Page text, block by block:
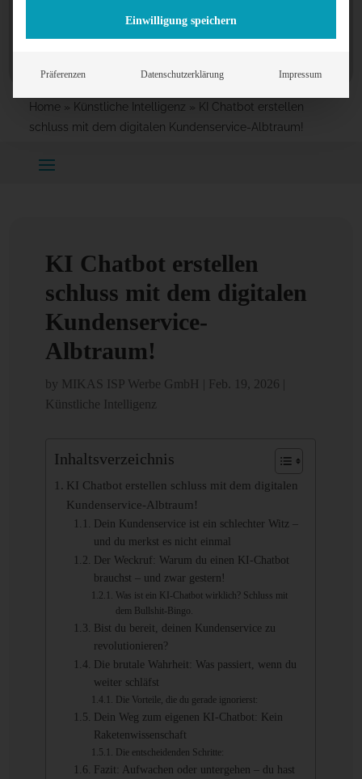
Home » Künstliche Intelligenz » KI Chatbot erstellen
schluss mit dem digitalen Kundenservice-Albtraum!
KI Chatbot erstellen
schluss mit dem digitalen
Kundenservice-
Albtraum!
by MIKAS ISP Werbe GmbH Feb. 19, 2026
Künstliche Intelligenz
Inhaltsverzeichnis
KI Chatbot erstellen schluss mit dem digitalen
Kundenservice-Albtraum!
Dein Kundenservice ist ein schlechter Witz –
und du merkst es nicht einmal
Der Weckruf: Warum du einen KI-Chatbot
brauchst – und zwar gestern!
Was ist ein KI-Chatbot wirklich? Schluss mit
dem Bullshit-Bingo.
Bist du bereit, deinen Kundenservice zu
revolutionieren?
Die brutale Wahrheit: Was passiert, wenn du
weiter schläfst
Die Vorteile, die du gerade ignorierst:
Dein Weg zum eigenen KI-Chatbot: Kein
Raketenwissenschaft
Die entscheidenden Schritte:
Fazit: Aufwachen oder untergehen – du hast
Einwilligung speichern
Präferenzen Datenschutzerklärung Impressum